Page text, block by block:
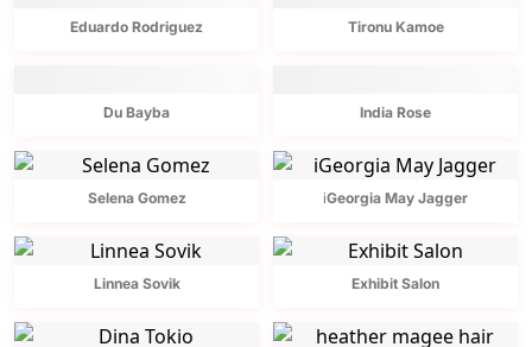
Eduardo Rodriguez Tironu Kamoe
Du Bayba India Rose
Selena Gomez iGeorgia May Jagger
Linnea Sovik Exhibit Salon